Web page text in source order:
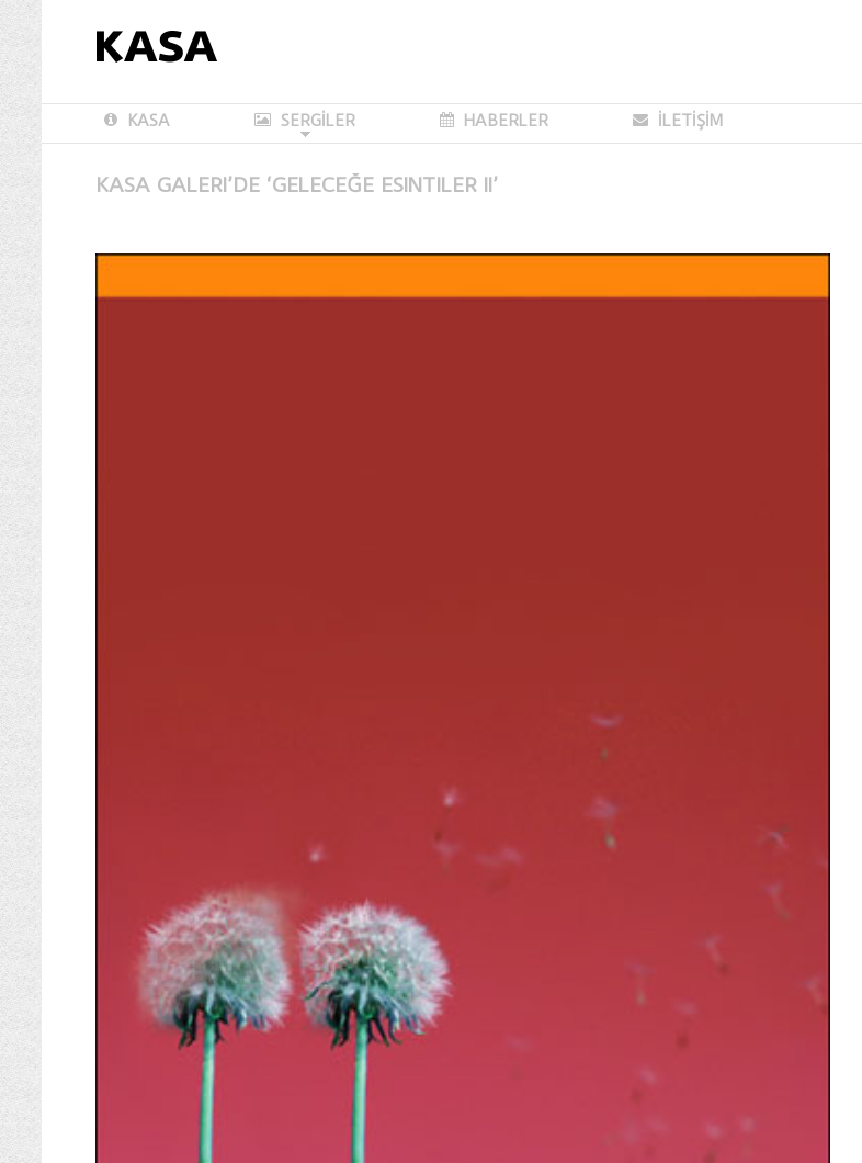
KASA SERGİLER HABERLER İLETİŞİM
KASA GALERI’DE ‘GELECEĞE ESINTILER II’